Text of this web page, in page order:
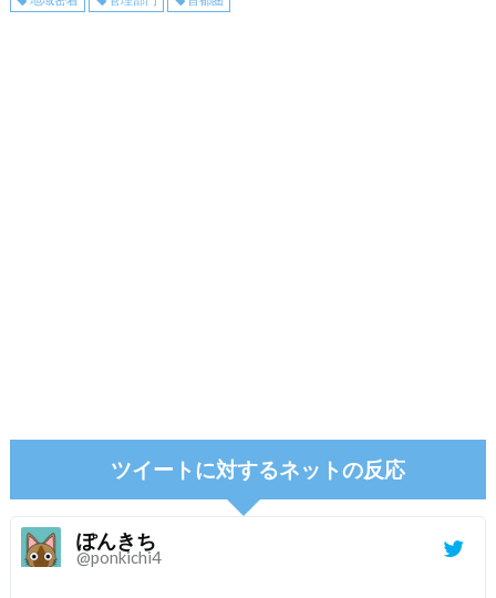
ツイートに対するネットの反応
ぽんきち
@ponkichi4